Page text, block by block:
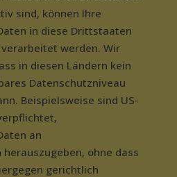
sind, können Ihre
in diese Drittstaaten
werden. Wir
in diesen Ländern kein
Datenschutzniveau
Beispielsweise sind US-
an
ohne dass
gerichtlich